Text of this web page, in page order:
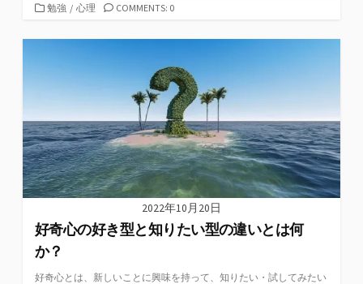
カ
ゴ
勉強 / 心理 COMMENTS: 0
2022年10月20日
好奇心の好き型と知りたい型の違いとは何
か？
好奇心とは、新しいことに興味を持って、知りたい・試してみたい